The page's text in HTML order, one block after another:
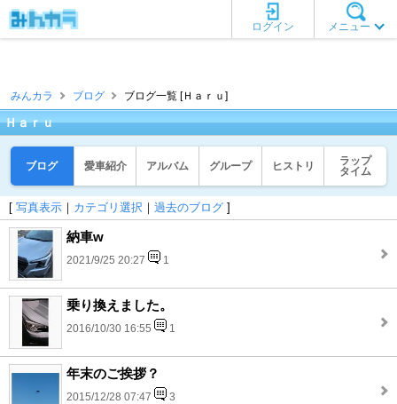
メニュー
ログイン
みんカラ ブログ ブログ一覧 [Ｈａｒｕ]
Ｈａｒｕ
ブログ 愛車紹介 アルバム グループ ヒストリ
ラップ
タイム
[ 写真表示 ｜ カテゴリ選択 ｜ 過去のブログ ]
納車w
2021/9/25 20:27 1
乗り換えました。
2016/10/30 16:55 1
年末のご挨拶？
2015/12/28 07:47 3